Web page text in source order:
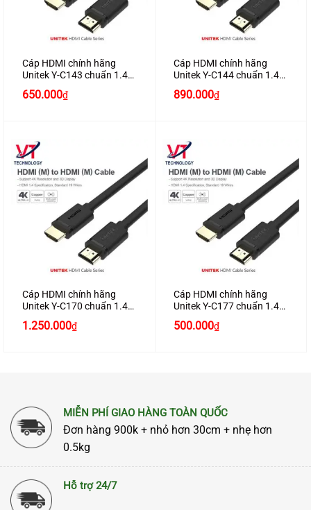
Cáp HDMI chính hãng
Unitek Y-C143 chuẩn 1.4
cao cấp
650.000₫
Cáp HDMI chính hãng
Unitek Y-C144 chuẩn 1.4
cao cấp
890.000₫
Cáp HDMI chính hãng
Unitek Y-C170 chuẩn 1.4
dài 25M hỗ trợ 3D , 4K*2K
cao cấp
1.250.000₫
Cáp HDMI chính hãng
Unitek Y-C177 chuẩn 1.4
dài 12M hỗ trợ 3D , 4K*2K
cao cấp
500.000₫
MIỄN PHÍ GIAO HÀNG TOÀN QUỐC
Đơn hàng 900k + nhỏ hơn 30cm + nhẹ hơn
0.5kg
Hỗ trợ 24/7